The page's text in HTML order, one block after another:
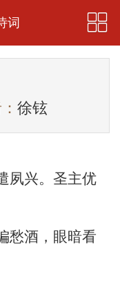
词
徐铉
夙兴。圣主优
愁酒，眼暗看